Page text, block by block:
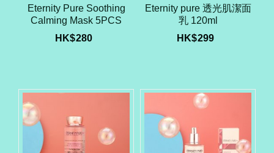
Eternity Pure Soothing
Calming Mask 5PCS
HK$280
Eternity pure 透光肌潔面
乳 120ml
HK$299